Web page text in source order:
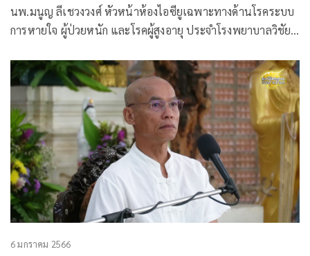
นพ.มนูญ ลีเชวงวงศ์ หัวหน้าห้องไอซียูเฉพาะทางด้านโรคระบบ
การหายใจ ผู้ป่วยหนัก และโรคผู้สูงอายุ ประจำโรงพยาบาลวิชัย
วิด
6 มกราคม 2566